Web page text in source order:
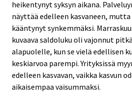
heikentynyt syksyn aikana.
näyttää edelleen kasvaneen,
kääntynyt synkemmäksi.
kuvaava saldoluku oli vajonnut
alapuolelle, kun se vielä edellisen
keskiarvoa parempi. Yrityksissä
edelleen kasvavan, vaikka kasvun
aikaisempaa vaisummaksi.